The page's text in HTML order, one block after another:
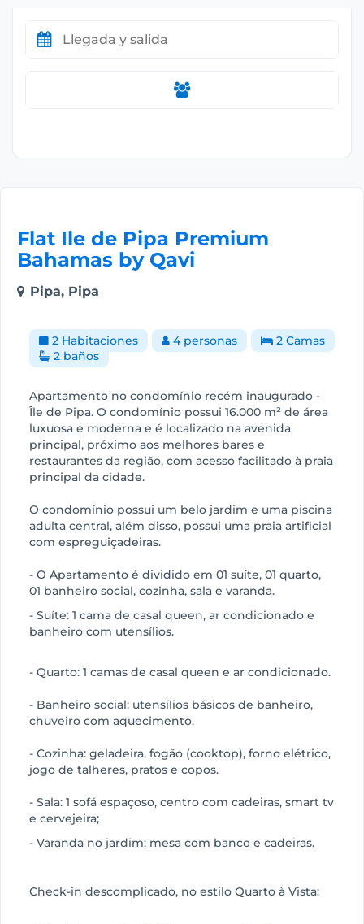
Flat Ile de Pipa Premium
Bahamas by Qavi
Pipa, Pipa
2 Habitaciones 4 personas
2 Camas
2 baños
Apartamento no condomínio recém inaugurado -
Île de Pipa. O condomínio possui 16.000 m² de área
luxuosa e moderna e é localizado na avenida
principal, próximo aos melhores bares e
restaurantes da região, com acesso facilitado à praia
principal da cidade.
O condomínio possui um belo jardim e uma piscina
adulta central, além disso, possui uma praia artificial
com espreguiçadeiras.
- O Apartamento é dividido em 01 suíte, 01 quarto,
01 banheiro social, cozinha, sala e varanda.
- Suíte: 1 cama de casal queen, ar condicionado e
banheiro com utensílios.
- Quarto: 1 camas de casal queen e ar condicionado.
- Banheiro social: utensílios básicos de banheiro,
chuveiro com aquecimento.
- Cozinha: geladeira, fogão (cooktop), forno elétrico,
jogo de talheres, pratos e copos.
- Sala: 1 sofá espaçoso, centro com cadeiras, smart tv
e cervejeira;
- Varanda no jardim: mesa com banco e cadeiras.
Check-in descomplicado, no estilo Quarto à Vista: